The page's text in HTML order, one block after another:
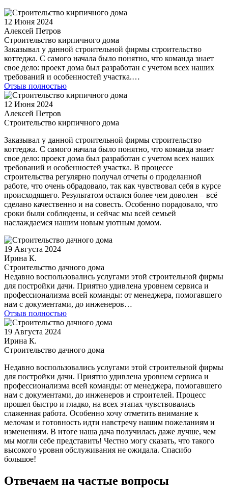
12 Июня 2024
Алексей Петров
Строительство кирпичного дома
Заказывал у данной строительной фирмы строительство
коттеджа. С самого начала было понятно, что команда знает
свое дело: проект дома был разработан с учетом всех наших
требований и особенностей участка.…
Отзыв полностью
12 Июня 2024
Алексей Петров
Строительство кирпичного дома
Заказывал у данной строительной фирмы строительство
коттеджа. С самого начала было понятно, что команда знает
свое дело: проект дома был разработан с учетом всех наших
требований и особенностей участка. В процессе
строительства регулярно получал отчеты о проделанной
работе, что очень обрадовало, так как чувствовал себя в курсе
происходящего. Результатом остался более чем доволен – всё
сделано качественно и на совесть. Особенно порадовало, что
сроки были соблюдены, и сейчас мы всей семьей
наслаждаемся нашим новым уютным домом.
19 Августа 2024
Ирина К.
Строительство дачного дома
Недавно воспользовались услугами этой строительной фирмы
для постройки дачи. Приятно удивлена уровнем сервиса и
профессионализма всей команды: от менеджера, помогавшего
нам с документами, до инженеров…
Отзыв полностью
19 Августа 2024
Ирина К.
Строительство дачного дома
Недавно воспользовались услугами этой строительной фирмы
для постройки дачи. Приятно удивлена уровнем сервиса и
профессионализма всей команды: от менеджера, помогавшего
нам с документами, до инженеров и строителей. Процесс
прошел быстро и гладко, на всех этапах чувствовалась
слаженная работа. Особенно хочу отметить внимание к
мелочам и готовность идти навстречу нашим пожеланиям и
изменениям. В итоге наша дача получилась даже лучше, чем
мы могли себе представить! Честно могу сказать, что такого
высокого уровня обслуживания не ожидала. Спасибо
большое!
Отвечаем на частые вопросы